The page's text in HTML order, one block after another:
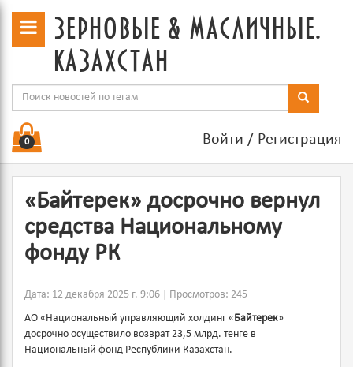
зерновые & масличные.
казахстан
Войти / Регистрация
0
«Байтерек» досрочно вернул
средства Национальному
фонду РК
Дата: 12 декабря 2025 г. 9:06 | Просмотров: 245
АО «Национальный управляющий холдинг «Байтерек»
досрочно осуществило возврат 23,5 млрд. тенге в
Национальный фонд Республики Казахстан.